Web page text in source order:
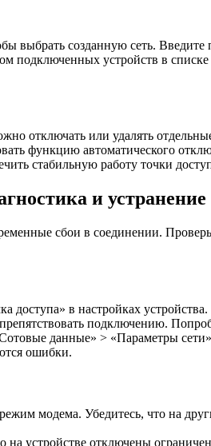
выбрать созданную сеть.
подключенных устройств в
отключать или удалять
функцию автоматического
стабильную работу точки
и
сбои в соединении.
в настройках устройства.
подключению.
данные» > «Параметры
ошибки.
модема. Убедитесь, что на
устройстве отключены